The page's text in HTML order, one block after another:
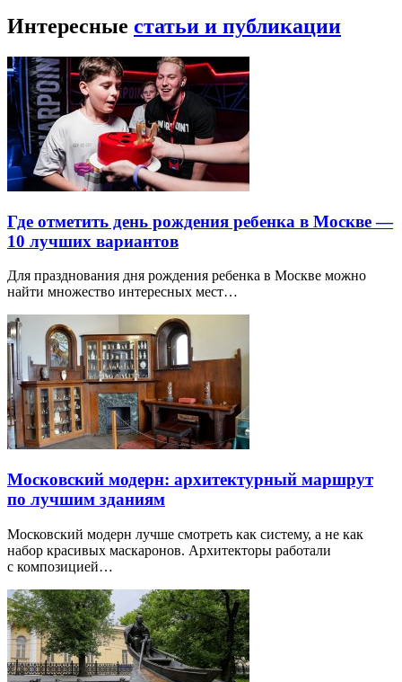
Интересные статьи и публикации
Где отметить день рождения ребенка в Москве —
10 лучших вариантов
Для празднования дня рождения ребенка в Москве можно
найти множество интересных мест…
Московский модерн: архитектурный маршрут
по лучшим зданиям
Московский модерн лучше смотреть как систему, а не как
набор красивых маскаронов. Архитекторы работали
с композицией…